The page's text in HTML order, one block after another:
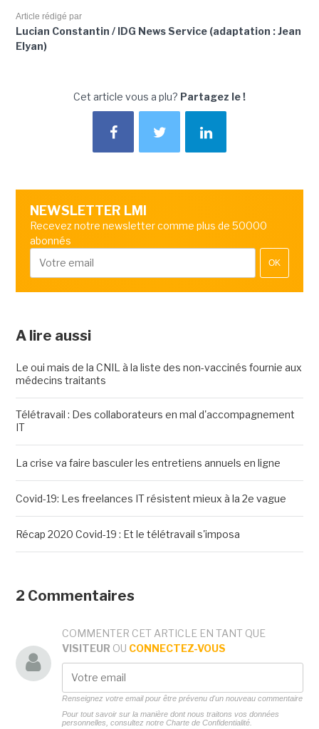
Article rédigé par
Lucian Constantin / IDG News Service (adaptation : Jean
Elyan)
Cet article vous a plu? Partagez le !
NEWSLETTER LMI
Recevez notre newsletter comme plus de 50000
abonnés
OK
A lire aussi
Le oui mais de la CNIL à la liste des non-vaccinés fournie aux
médecins traitants
Télétravail : Des collaborateurs en mal d'accompagnement
IT
La crise va faire basculer les entretiens annuels en ligne
Covid-19: Les freelances IT résistent mieux à la 2e vague
Récap 2020 Covid-19 : Et le télétravail s'imposa
2 Commentaires
COMMENTER CET ARTICLE EN TANT QUE
VISITEUR OU CONNECTEZ-VOUS
Renseignez votre email pour être prévenu d'un nouveau commentaire
Pour tout savoir sur la manière dont nous traitons vos données
personnelles, consultez notre Charte de Confidentialité.